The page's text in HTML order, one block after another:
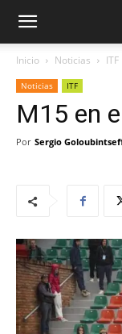
Inicio Noticias ITF
Noticias ITF
M15 en
Por Sergio